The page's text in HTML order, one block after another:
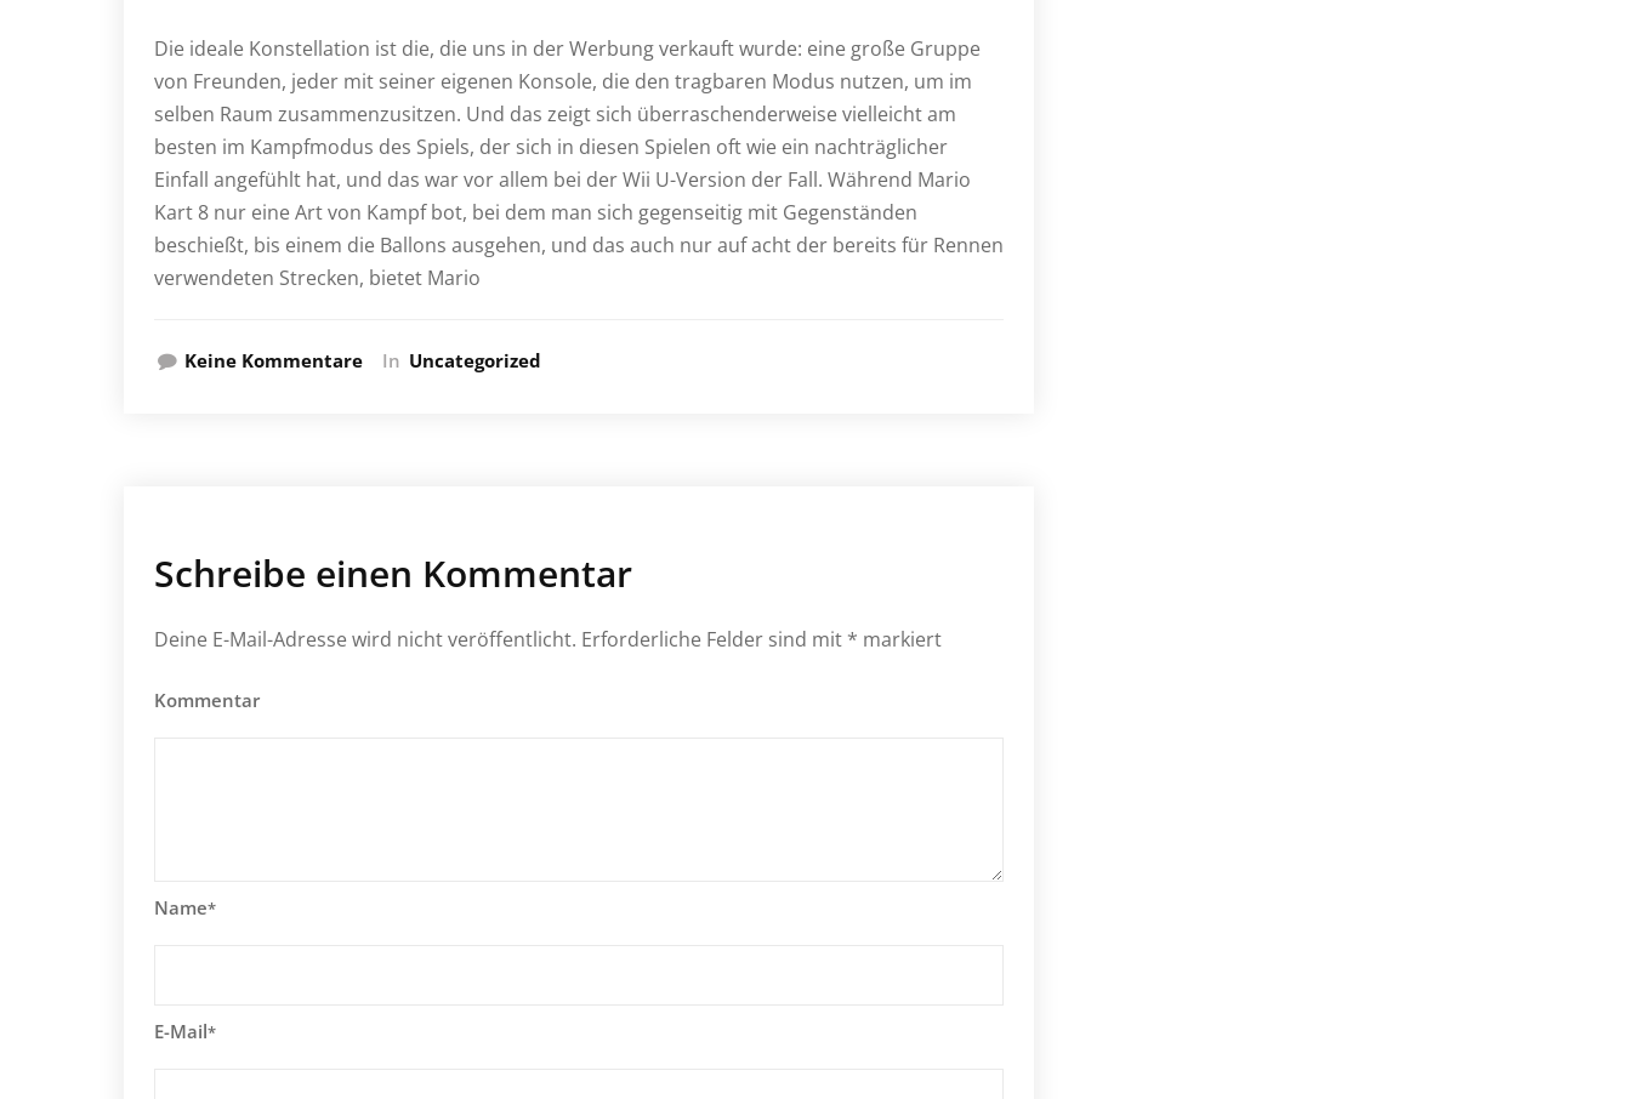
Die ideale Konstellation ist die, die uns in der Werbung verkauft wurde: eine große Gruppe
von Freunden, jeder mit seiner eigenen Konsole, die den tragbaren Modus nutzen, um im
selben Raum zusammenzusitzen. Und das zeigt sich überraschenderweise vielleicht am
besten im Kampfmodus des Spiels, der sich in diesen Spielen oft wie ein nachträglicher
Einfall angefühlt hat, und das war vor allem bei der Wii U-Version der Fall. Während Mario
Kart 8 nur eine Art von Kampf bot, bei dem man sich gegenseitig mit Gegenständen
beschießt, bis einem die Ballons ausgehen, und das auch nur auf acht der bereits für Rennen
verwendeten Strecken, bietet Mario
Keine Kommentare In Uncategorized
Schreibe einen Kommentar
Deine E-Mail-Adresse wird nicht veröffentlicht. Erforderliche Felder sind mit * markiert
Kommentar
Name*
E-Mail*